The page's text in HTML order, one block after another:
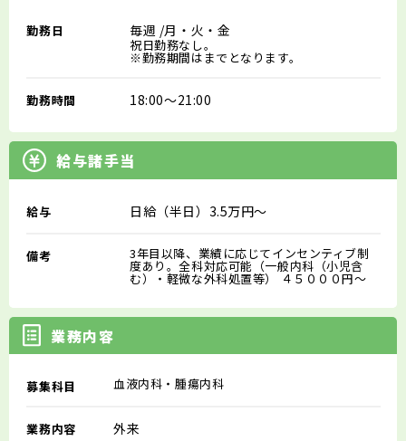
勤務日 毎週 /月・火・金
祝日勤務なし。
※勤務期間はまでとなります。
勤務時間 18:00～21:00
給与諸手当
給与 日給（半日）3.5万円～
備考 3年目以降、業績に応じてインセンティブ制
度あり。全科対応可能（一般内科（小児含
む）・軽微な外科処置等） ４５０００円～
業務内容
募集科目 血液内科・腫瘍内科
業務内容 外来